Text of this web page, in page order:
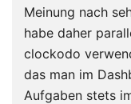
Meinung nach
habe daher
clockodo
das man im
Aufgaben stets